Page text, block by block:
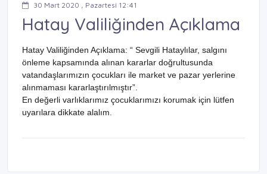
30 Mart 2020 , Pazartesi 12:41
Hatay Valiliğinden Açıklama
Hatay Valiliğinden Açıklama: “ Sevgili Hataylılar, salgını
önleme kapsamında alınan kararlar doğrultusunda
vatandaşlarımızın çocukları ile market ve pazar yerlerine
alınmaması kararlaştırılmıştır”.
En değerli varlıklarımız çocuklarımızı korumak için lütfen
uyarılara dikkate alalım.